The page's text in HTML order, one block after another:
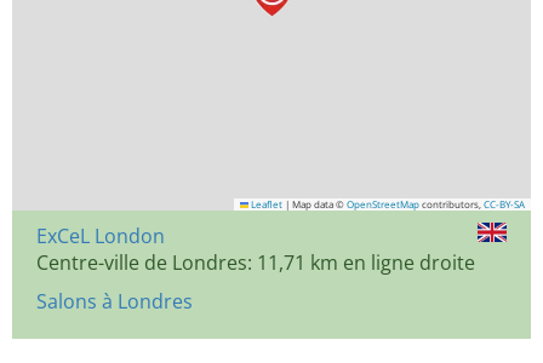
Leaflet | Map data © OpenStreetMap contributors, CC-BY-SA
ExCeL London
Centre-ville de Londres: 11,71 km en ligne droite
Salons à Londres